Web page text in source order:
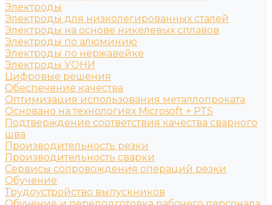
Электроды
Электроды для низколегированных сталей
Электроды на основе никелевых сплавов
Электроды по алюминию
Электроды по нержавейке
Электроды УОНИ
Цифровые решения
Обеспечение качества
Оптимизация использования металлопроката
Основано на технологиях Microsoft + PTS
Подтверждение соответствия качества сварного
шва
Производительность резки
Производительность сварки
Сервисы сопровождения операций резки
Обучение
Трудоустройство выпускников